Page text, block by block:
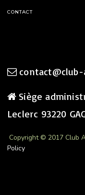
CONTACT
Siège
Leclerc 93220
Copyright © 2017 Club
Policy